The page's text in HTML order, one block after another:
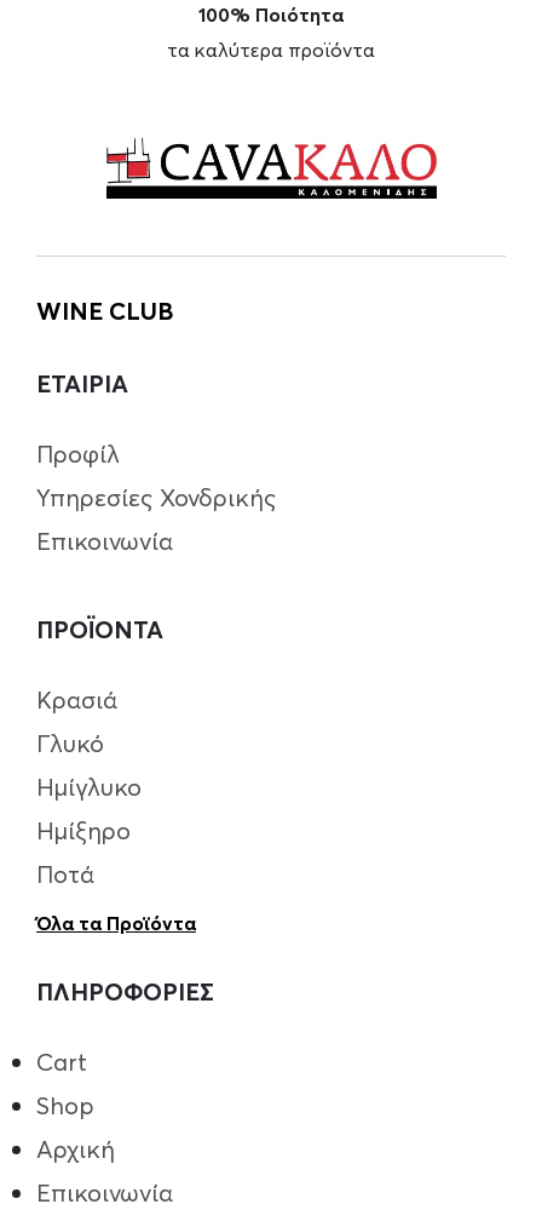
100% Ποιότητα
τα καλύτερα προϊόντα
WINE CLUB
ΕΤΑΙΡΙΑ
Προφίλ
Υπηρεσίες Χονδρικής
Επικοινωνία
ΠΡΟΪΟΝΤΑ
Κρασιά
Γλυκό
Ημίγλυκο
Ημίξηρο
Ποτά
Όλα τα Προϊόντα
ΠΛΗΡΟΦΟΡΙΕΣ
Cart
Shop
Αρχική
Επικοινωνία